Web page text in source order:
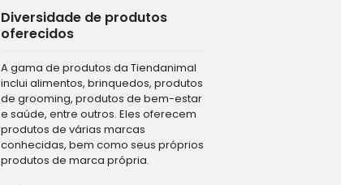
Diversidade de produtos
oferecidos
A gama de produtos da Tiendanimal
inclui alimentos, brinquedos, produtos
de grooming, produtos de bem-estar
e saúde, entre outros. Eles oferecem
produtos de várias marcas
conhecidas, bem como seus próprios
produtos de marca própria.